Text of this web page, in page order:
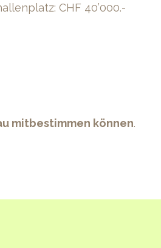
CHF 40’000.-
mitbestimmen können.